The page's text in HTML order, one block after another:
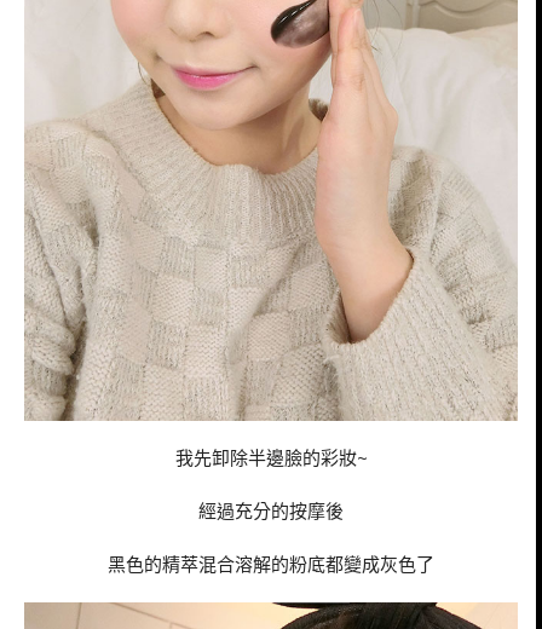
我先卸除半邊臉的彩妝~
經過充分的按摩後
黑色的精萃混合溶解的粉底都變成灰色了